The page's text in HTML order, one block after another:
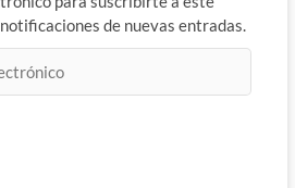
de nuevas entradas.